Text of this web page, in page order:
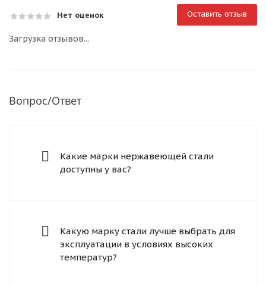
Нет оценок Оставить отзыв
Загрузка отзывов...
Вопрос/Ответ
Какие марки нержавеющей стали
доступны у вас?
Какую марку стали лучше выбрать для
эксплуатации в условиях высоких
температур?